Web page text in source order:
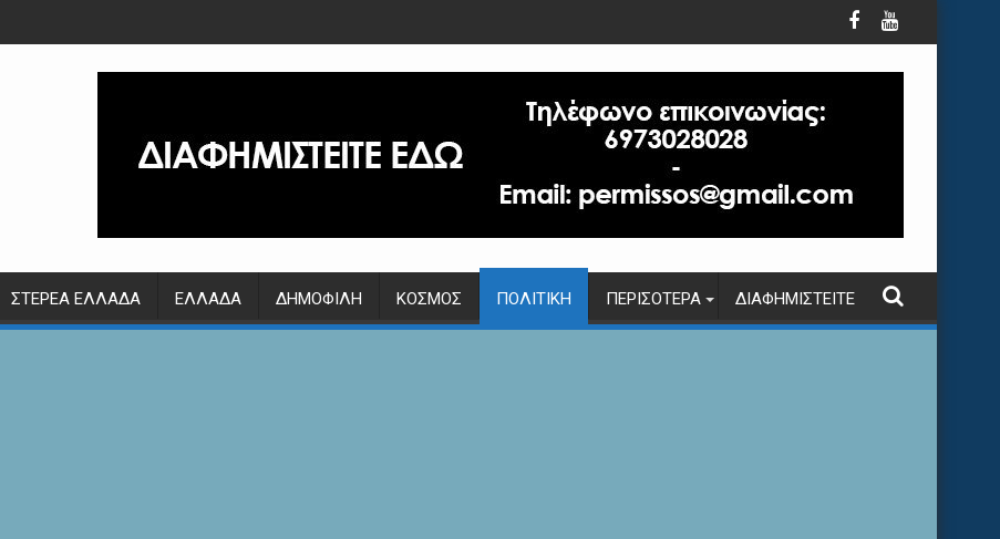
ΣΤΕΡΕΆ ΕΛΛΆΔΑ ΕΛΛΆΔΑ ΔΗΜΟΦΙΛΉ ΚΌΣΜΟΣ ΠΟΛΙΤΙΚΉ ΠΕΡΙΣΌΤΕΡΑ ΔΙΑΦΗΜΙΣΤΕΊΤΕ